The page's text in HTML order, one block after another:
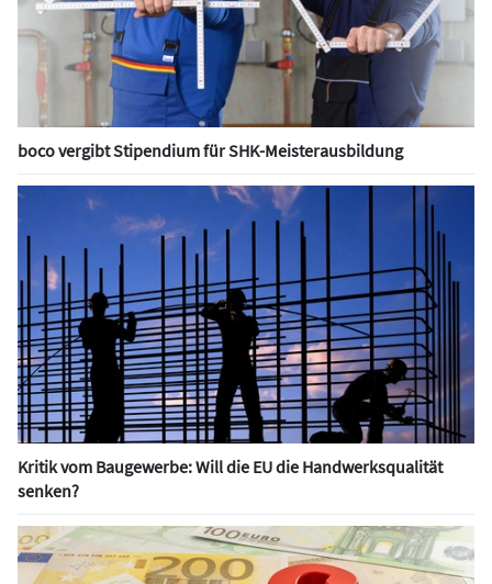
boco vergibt Stipendium für SHK-Meisterausbildung
Kritik vom Baugewerbe: Will die EU die Handwerksqualität
senken?